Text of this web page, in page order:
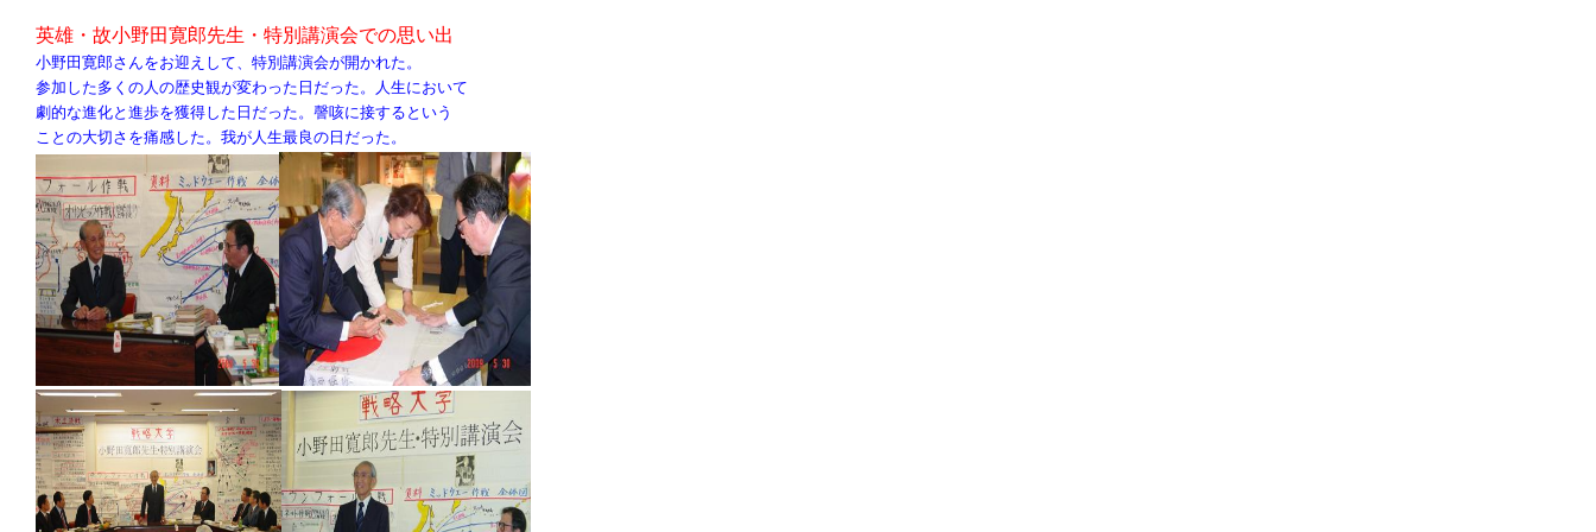
英雄・故小野田寛郎先生・特別講演会での思い出
小野田寛郎さんをお迎えして、特別講演会が開かれた。
参加した多くの人の歴史観が変わった日だった。人生において
劇的な進化と進歩を獲得した日だった。謦咳に接するという
ことの大切さを痛感した。我が人生最良の日だった。